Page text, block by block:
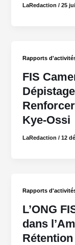
LaRedaction/25
Rapports
FIS
Kye-Ossi
LaRedaction/12
Rapports
L’ONG
dans